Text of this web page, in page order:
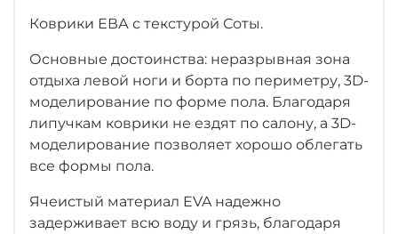
Коврики ЕВА с текстурой Соты.
Основные достоинства: неразрывная зона
отдыха левой ноги и борта по периметру, 3D-
моделирование по форме пола. Благодаря
липучкам коврики не ездят по салону, а 3D-
моделирование позволяет хорошо облегать
все формы пола.
Ячеистый материал EVA надежно
задерживает всю воду и грязь, благодаря